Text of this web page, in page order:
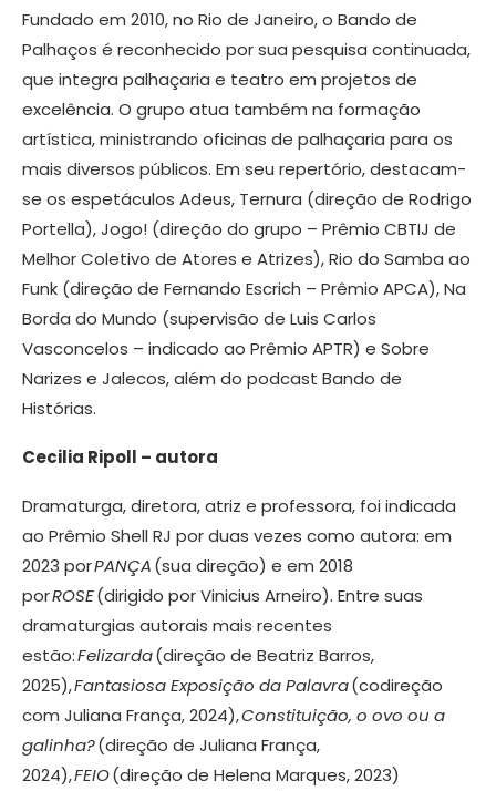
Fundado em 2010, no Rio de Janeiro, o Bando de
Palhaços é reconhecido por sua pesquisa continuada,
que integra palhaçaria e teatro em projetos de
excelência. O grupo atua também na formação
artística, ministrando oficinas de palhaçaria para os
mais diversos públicos. Em seu repertório, destacam-
se os espetáculos Adeus, Ternura (direção de Rodrigo
Portella), Jogo! (direção do grupo – Prêmio CBTIJ de
Melhor Coletivo de Atores e Atrizes), Rio do Samba ao
Funk (direção de Fernando Escrich – Prêmio APCA), Na
Borda do Mundo (supervisão de Luis Carlos
Vasconcelos – indicado ao Prêmio APTR) e Sobre
Narizes e Jalecos, além do podcast Bando de
Histórias.
Cecilia Ripoll – autora
Dramaturga, diretora, atriz e professora, foi indicada
ao Prêmio Shell RJ por duas vezes como autora: em
2023 porPANÇA(sua direção) e em 2018
porROSE(dirigido por Vinicius Arneiro). Entre suas
dramaturgias autorais mais recentes
estão:Felizarda(direção de Beatriz Barros,
2025),Fantasiosa Exposição da Palavra(codireção
com Juliana França, 2024),Constituição, o ovo ou a
galinha?(direção de Juliana França,
2024),FEIO(direção de Helena Marques, 2023)